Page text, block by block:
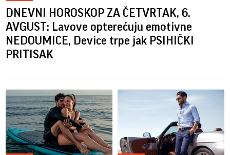
DNEVNI HOROSKOP ZA ČETVRTAK, 6.
AVGUST: Lavove opterećuju emotivne
NEDOUMICE, Device trpe jak PSIHIČKI
PRITISAK